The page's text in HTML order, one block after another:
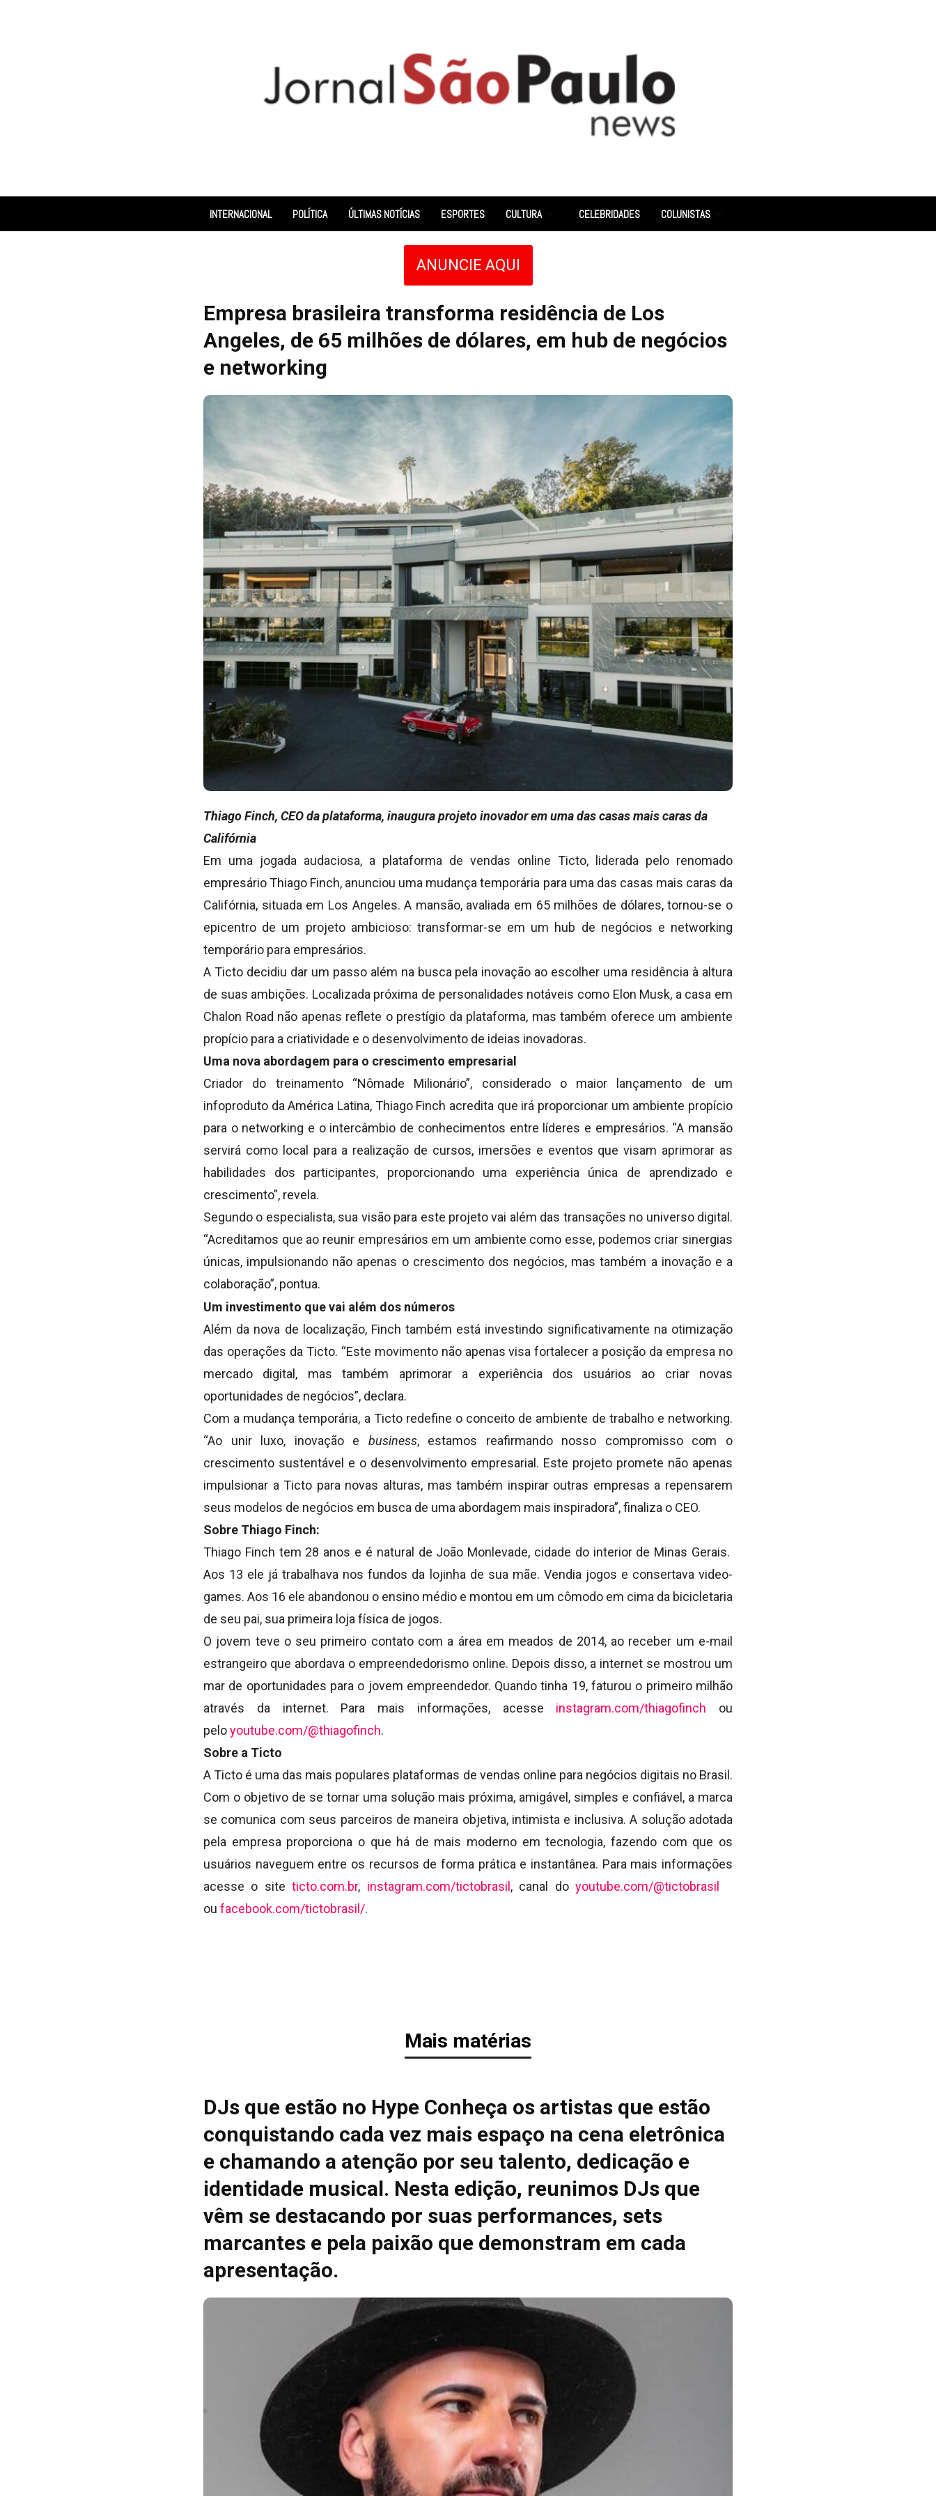
INTERNACIONAL POLÍTICA ÚLTIMAS NOTÍCIAS ESPORTES CULTURA CELEBRIDADES COLUNISTAS
ANUNCIE AQUI
Empresa brasileira transforma residência de Los
Angeles, de 65 milhões de dólares, em hub de negócios
e networking
Thiago Finch, CEO da plataforma, inaugura projeto inovador em uma das casas mais caras da
Califórnia
Em uma jogada audaciosa, a plataforma de vendas online Ticto, liderada pelo renomado
empresário Thiago Finch, anunciou uma mudança temporária para uma das casas mais caras da
Califórnia, situada em Los Angeles. A mansão, avaliada em 65 milhões de dólares, tornou-se o
epicentro de um projeto ambicioso: transformar-se em um hub de negócios e networking
temporário para empresários.
A Ticto decidiu dar um passo além na busca pela inovação ao escolher uma residência à altura
de suas ambições. Localizada próxima de personalidades notáveis como Elon Musk, a casa em
Chalon Road não apenas reflete o prestígio da plataforma, mas também oferece um ambiente
propício para a criatividade e o desenvolvimento de ideias inovadoras.
Uma nova abordagem para o crescimento empresarial
Criador do treinamento “Nômade Milionário”, considerado o maior lançamento de um
infoproduto da América Latina, Thiago Finch acredita que irá proporcionar um ambiente propício
para o networking e o intercâmbio de conhecimentos entre líderes e empresários. “A mansão
servirá como local para a realização de cursos, imersões e eventos que visam aprimorar as
habilidades dos participantes, proporcionando uma experiência única de aprendizado e
crescimento”, revela.
Segundo o especialista, sua visão para este projeto vai além das transações no universo digital.
“Acreditamos que ao reunir empresários em um ambiente como esse, podemos criar sinergias
únicas, impulsionando não apenas o crescimento dos negócios, mas também a inovação e a
colaboração”, pontua.
Um investimento que vai além dos números
Além da nova de localização, Finch também está investindo significativamente na otimização
das operações da Ticto. “Este movimento não apenas visa fortalecer a posição da empresa no
mercado digital, mas também aprimorar a experiência dos usuários ao criar novas
oportunidades de negócios”, declara.
Com a mudança temporária, a Ticto redefine o conceito de ambiente de trabalho e networking.
“Ao unir luxo, inovação e business, estamos reafirmando nosso compromisso com o
crescimento sustentável e o desenvolvimento empresarial. Este projeto promete não apenas
impulsionar a Ticto para novas alturas, mas também inspirar outras empresas a repensarem
seus modelos de negócios em busca de uma abordagem mais inspiradora”, finaliza o CEO.
Sobre Thiago Finch:
Thiago Finch tem 28 anos e é natural de João Monlevade, cidade do interior de Minas Gerais.
Aos 13 ele já trabalhava nos fundos da lojinha de sua mãe. Vendia jogos e consertava video-
games. Aos 16 ele abandonou o ensino médio e montou em um cômodo em cima da bicicletaria
de seu pai, sua primeira loja física de jogos.
O jovem teve o seu primeiro contato com a área em meados de 2014, ao receber um e-mail
estrangeiro que abordava o empreendedorismo online. Depois disso, a internet se mostrou um
mar de oportunidades para o jovem empreendedor. Quando tinha 19, faturou o primeiro milhão
através da internet. Para mais informações, acesse instagram.com/thiagofinch ou
peloyoutube.com/@thiagofinch.
Sobre a Ticto
A Ticto é uma das mais populares plataformas de vendas online para negócios digitais no Brasil.
Com o objetivo de se tornar uma solução mais próxima, amigável, simples e confiável, a marca
se comunica com seus parceiros de maneira objetiva, intimista e inclusiva. A solução adotada
pela empresa proporciona o que há de mais moderno em tecnologia, fazendo com que os
usuários naveguem entre os recursos de forma prática e instantânea. Para mais informações
acesse o siteticto.com.br, instagram.com/tictobrasil , canal doyoutube.com/@tictobrasil
ou facebook.com/tictobrasil/.
Mais matérias
DJs que estão no Hype Conheça os artistas que estão
conquistando cada vez mais espaço na cena eletrônica
e chamando a atenção por seu talento, dedicação e
identidade musical. Nesta edição, reunimos DJs que
vêm se destacando por suas performances, sets
marcantes e pela paixão que demonstram em cada
apresentação.